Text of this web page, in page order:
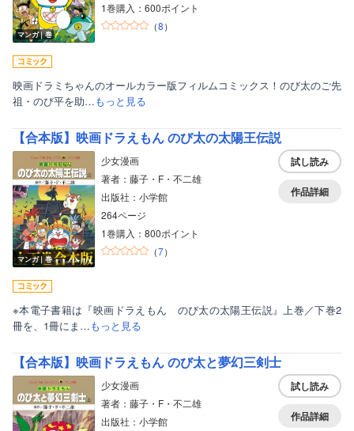
マンガ｜巻
1巻購入：600ポイント
（8）
映画ドラミちゃんのオールカラー版フィルムコミックス！のび太のご先
祖・のび平を助…もっと見る
【合本版】映画ドラえもん のび太の太陽王伝説
マンガ｜巻
少女漫画
著者：藤子・F・不二雄
出版社：小学館
264ページ
1巻購入：800ポイント
（7）
試し読み
作品詳細
※本電子書籍は『映画ドラえもん のび太の太陽王伝説』上巻／下巻2
冊を、1冊にま…もっと見る
【合本版】映画ドラえもん のび太と夢幻三剣士
少女漫画
著者：藤子・F・不二雄
出版社：小学館
試し読み
作品詳細